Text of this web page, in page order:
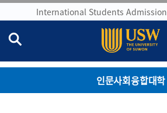
International Students Admission
인문사회융합대학